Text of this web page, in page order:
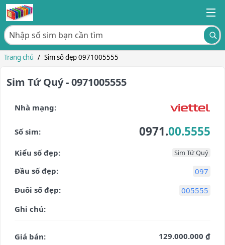
Trang chủ / Sim số đẹp 0971005555
Sim Tứ Quý - 0971005555
Nhà mạng:
Số sim: 0971.00.5555
Kiểu số đẹp: Sim Tứ Quý
Đầu số đẹp:
097
Đuôi số đẹp:
005555
Ghi chú:
Giá bán: 129.000.000 ₫